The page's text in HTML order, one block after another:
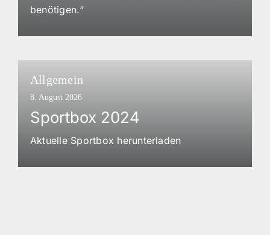
benötigen.“
Allgemein
8. August 2026
Sportbox 2024
Aktuelle Sportbox herunterladen